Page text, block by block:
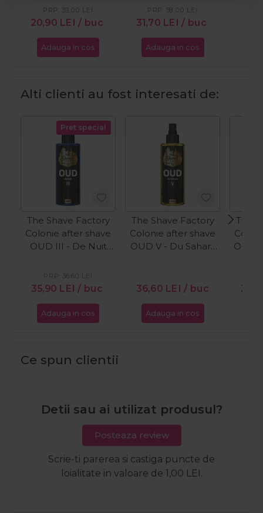
20,90 LEI / buc
PRP: 39,00 LEI
Adauga in cos
31,70 LEI / buc
PRP: 58,00 LEI
Adauga in cos
Alti clienti au fost interesati de:
Pret special
The Shave Factory
Colonie after shave
OUD III - De Nuit
35,90 LEI / buc
PRP: 36,60 LEI
Adauga in cos
The Shave Factory
Colonie after shave
OUD V - Du Sahara
36,60 LEI / buc
Adauga in cos
The
OUD
Ce spun clientii
Detii sau ai utilizat produsul?
Posteaza review
Scrie-ti parerea si castiga puncte de
loialitate in valoare de 1,00 LEI.